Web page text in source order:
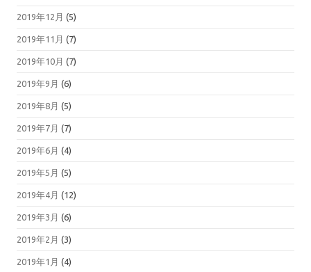
2019年12月 (5)
2019年11月 (7)
2019年10月 (7)
2019年9月 (6)
2019年8月 (5)
2019年7月 (7)
2019年6月 (4)
2019年5月 (5)
2019年4月 (12)
2019年3月 (6)
2019年2月 (3)
2019年1月 (4)